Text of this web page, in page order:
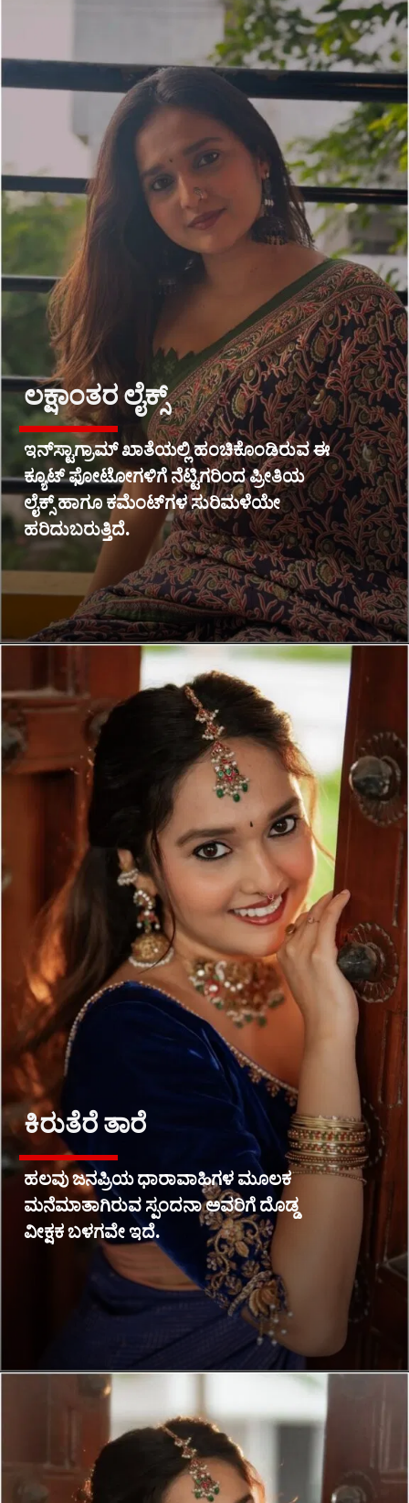
ಲಕ್ಷಾಂತರ ಲೈಕ್ಸ್
ಇನ್‌ಸ್ಟಾಗ್ರಾಮ್ ಖಾತೆಯಲ್ಲಿ ಹಂಚಿಕೊಂಡಿರುವ ಈ
ಕ್ಯೂಟ್ ಫೋಟೋಗಳಿಗೆ ನೆಟ್ಟಿಗರಿಂದ ಪ್ರೀತಿಯ
ಲೈಕ್ಸ್ ಹಾಗೂ ಕಮೆಂಟ್‌ಗಳ ಸುರಿಮಳೆಯೇ
ಹರಿದುಬರುತ್ತಿದೆ.
ಕಿರುತೆರೆ ತಾರೆ
ಹಲವು ಜನಪ್ರಿಯ ಧಾರಾವಾಹಿಗಳ ಮೂಲಕ
ಮನೆಮಾತಾಗಿರುವ ಸ್ಪಂದನಾ ಅವರಿಗೆ ದೊಡ್ಡ
ವೀಕ್ಷಕ ಬಳಗವೇ ಇದೆ.